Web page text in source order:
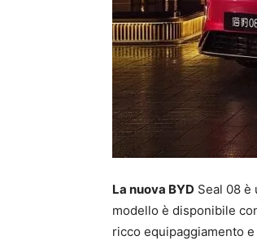
La nuova BYD Seal 08 è
modello è disponibile
ricco equipaggiamento